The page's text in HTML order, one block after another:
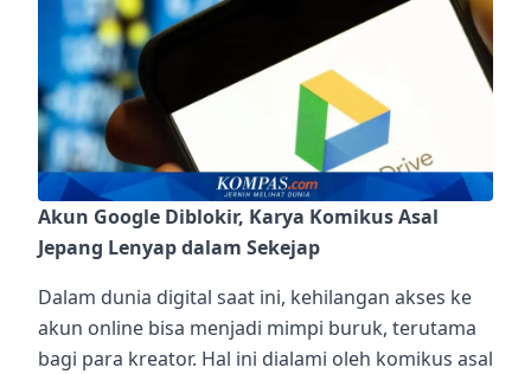
Akun Google Diblokir, Karya Komikus Asal
Jepang Lenyap dalam Sekejap
Dalam dunia digital saat ini, kehilangan akses ke
akun online bisa menjadi mimpi buruk, terutama
bagi para kreator. Hal ini dialami oleh komikus asal